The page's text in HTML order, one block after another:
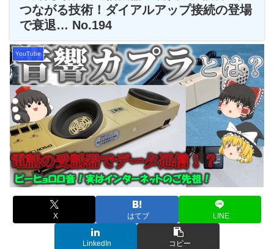
つながる技術！ダイアルアップ接続の登場
で衰退… No.194
YouTube
X はてブ LINE
LinkedIn コピー